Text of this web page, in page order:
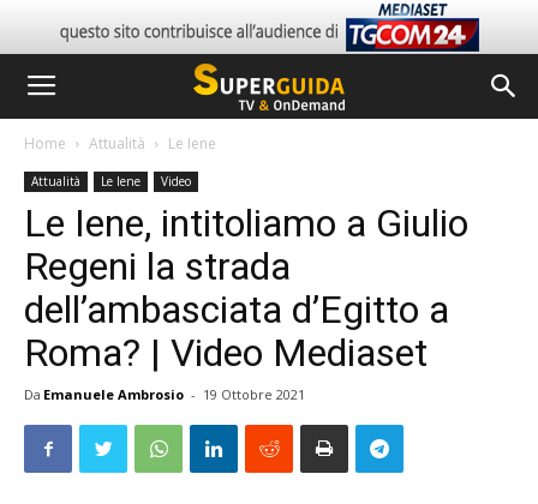
Home Attualità Le Iene
Attualità Le Iene Video
Le Iene, intitoliamo a Giulio
Regeni la strada
dell’ambasciata d’Egitto a
Roma? | Video Mediaset
Da Emanuele Ambrosio - 19 Ottobre 2021